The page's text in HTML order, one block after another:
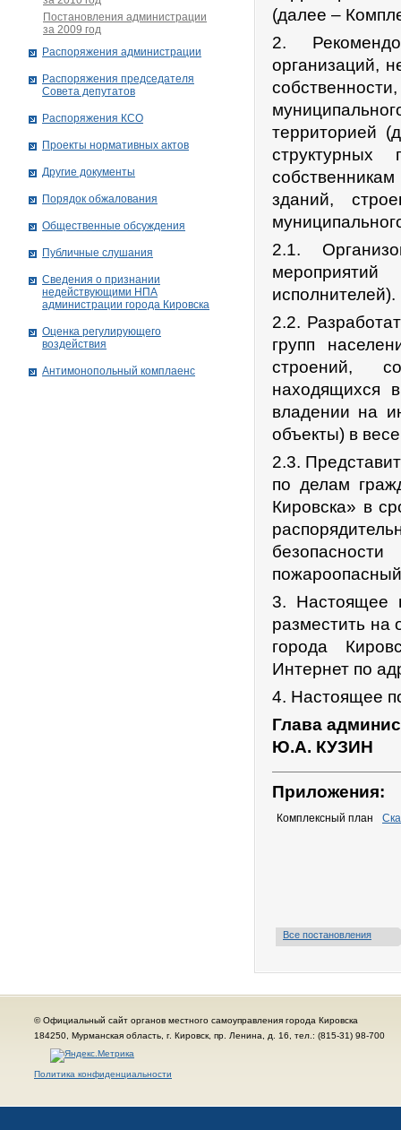
(далее –
2.
организаций,
территорией
структурных
зданий,
2.1.
исполнителей).
2.2.
групп
строений,
находящихся
владении на
объекты) в
2.3.
по делам
Кировска» в
3. Настоящее
разместить на
города
Интернет по
4. Настоящее
Глава
Ю.А. КУЗИН
Приложения:
Комплексный план
Все постановления
Постановления администрации
за 2009 год
Распоряжения администрации
Распоряжения председателя
Совета депутатов
Распоряжения КСО
Проекты нормативных актов
Другие документы
Порядок обжалования
Общественные обсуждения
Публичные слушания
Сведения о признании
недействующими НПА
администрации города Кировскa
Оценка регулирующего
воздействия
Антимонопольный комплаенс
© Официальный сайт органов местного самоуправления города Кировска
184250, Мурманская область, г. Кировск, пр. Ленина, д. 16, тел.: (815-31) 98-700
Политика конфиденциальности